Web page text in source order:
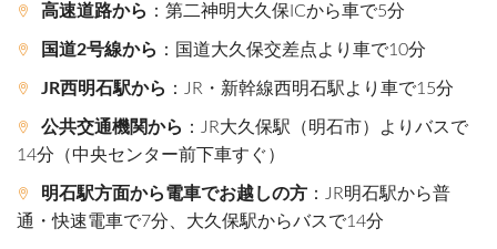
高速道路から ：第二神明大久保ICから車で5分
国道2号線から ：国道大久保交差点より車で10分
JR西明石駅から ：JR・新幹線西明石駅より車で15分
公共交通機関から ：JR大久保駅（明石市）よりバスで
14分（中央センター前下車すぐ）
明石駅方面から電車でお越しの方 ：JR明石駅から普
通・快速電車で7分、大久保駅からバスで14分